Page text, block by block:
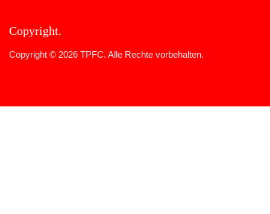
Copyright
Copyright © 2026 TPFC. Alle Rechte vorbehalten.